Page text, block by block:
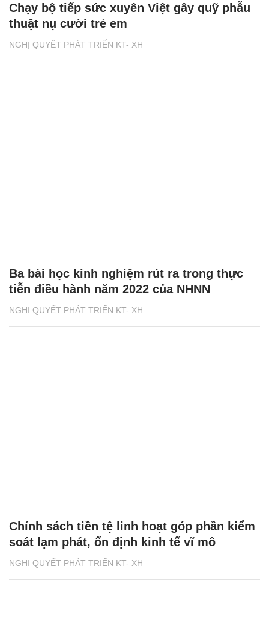
NGHỊ QUYẾT PHÁT TRIỂN KT- XH
Chạy bộ tiếp sức xuyên Việt gây quỹ phẫu
thuật nụ cười trẻ em
NGHỊ QUYẾT PHÁT TRIỂN KT- XH
Ba bài học kinh nghiệm rút ra trong thực
tiễn điều hành năm 2022 của NHNN
NGHỊ QUYẾT PHÁT TRIỂN KT- XH
Chính sách tiền tệ linh hoạt góp phần kiểm
soát lạm phát, ổn định kinh tế vĩ mô